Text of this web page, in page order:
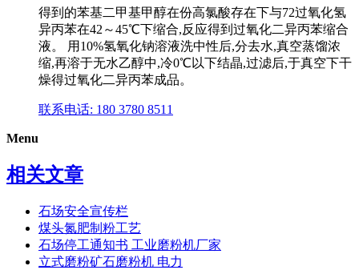
得到的苯基二甲基甲醇在份高氯酸存在下与72过氧化氢
异丙苯在42～45℃下缩合,反应得到过氧化二异丙苯缩合
液。 用10%氢氧化钠溶液洗中性后,分去水,真空蒸馏浓
缩,再溶于无水乙醇中,冷0℃以下结晶,过滤后,于真空下干
燥得过氧化二异丙苯成品。
联系电话: 180 3780 8511
Menu
相关文章
石场安全宣传栏
煤头氮肥制粉工艺
石场停工通知书 工业磨粉机厂家
立式磨粉矿石磨粉机 电力